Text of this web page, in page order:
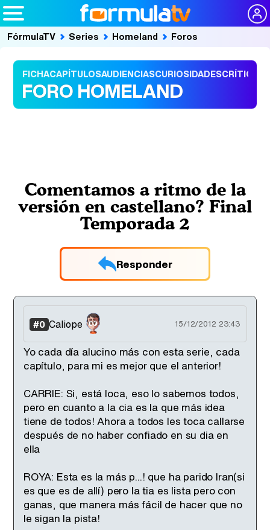
FórmulaTV Series Homeland Foros
FICHACAPÍTULOSAUDIENCIASCURIOSIDADESCRÍTICAS
FORO HOMELAND
Comentamos a ritmo de la
versión en castellano? Final
Temporada 2
Responder
#0 Caliope 15/12/2012 23:43
Yo cada día alucino más con esta serie, cada
capítulo, para mi es mejor que el anterior!
CARRIE: Si, está loca, eso lo sabemos todos,
pero en cuanto a la cia es la que más idea
tiene de todos! Ahora a todos les toca callarse
después de no haber confiado en su dia en
ella
ROYA: Esta es la más p...! que ha parido Iran(si
es que es de allí) pero la tia es lista pero con
ganas, que manera más fácil de hacer que no
le sigan la pista!